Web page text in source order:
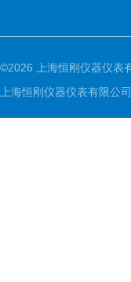
©2026 上海恒刚仪器仪表
上海恒刚仪器仪表有限公